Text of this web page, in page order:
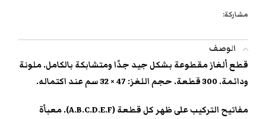
مشاركة:
الوصف
قطع ألغاز مقطوعة بشكل جيد جدًا ومتشابكة بالكامل. ملونة
ودائمة. 300 قطعة. حجم اللغز: 47 × 32 سم عند اكتماله.
مفاتيح التركيب على ظهر كل قطعة (A.B.C.D.E.F). معبأة